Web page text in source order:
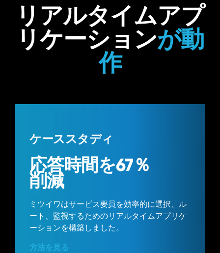
リアルタイムアプ
リケーションが動
作
ケーススタディ
応答時間を67％
削減
ミツイワはサービス要員を効率的に選択、ル
ート、監視するためのリアルタイムアプリケ
ーションを構築しました。
方法を見る